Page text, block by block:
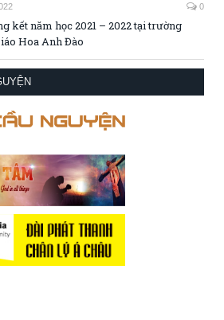
0
kết năm học 2021 – 2022 tại trường
Hoa Anh Đào